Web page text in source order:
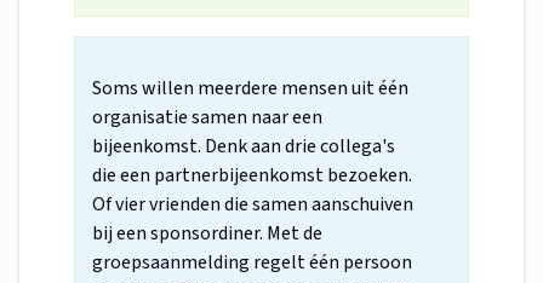
Soms willen meerdere mensen uit één
organisatie samen naar een
bijeenkomst. Denk aan drie collega's
die een partnerbijeenkomst bezoeken.
Of vier vrienden die samen aanschuiven
bij een sponsordiner. Met de
groepsaanmelding regelt één persoon